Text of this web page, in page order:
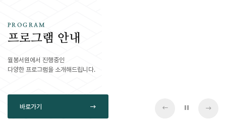
PROGRAM
프로그램 안내
월봉서원에서 진행중인
다양한 프로그램을 소개해드립니다.
바로가기 이전 슬라이드슬라이드
다음